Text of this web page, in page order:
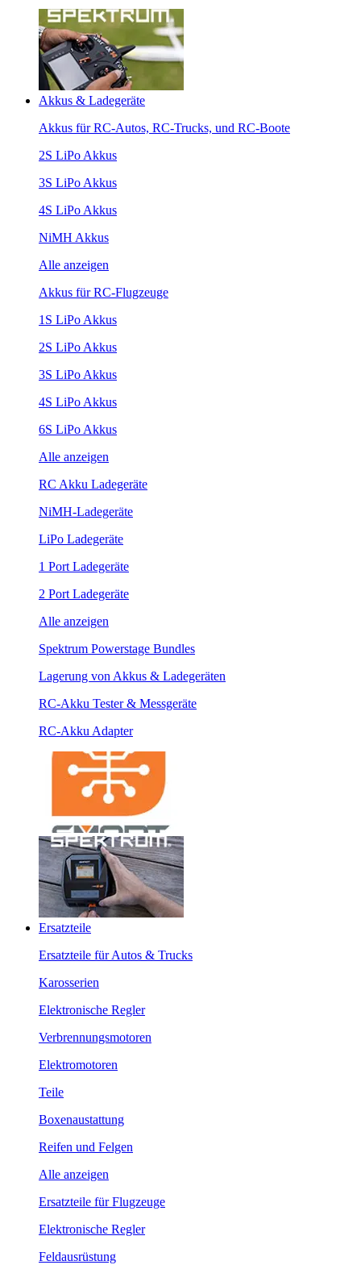
Akkus & Ladegeräte
Akkus für RC-Autos, RC-Trucks, und RC-Boote
2S LiPo Akkus
3S LiPo Akkus
4S LiPo Akkus
NiMH Akkus
Alle anzeigen
Akkus für RC-Flugzeuge
1S LiPo Akkus
2S LiPo Akkus
3S LiPo Akkus
4S LiPo Akkus
6S LiPo Akkus
Alle anzeigen
RC Akku Ladegeräte
NiMH-Ladegeräte
LiPo Ladegeräte
1 Port Ladegeräte
2 Port Ladegeräte
Alle anzeigen
Spektrum Powerstage Bundles
Lagerung von Akkus & Ladegeräten
RC-Akku Tester & Messgeräte
RC-Akku Adapter
Ersatzteile
Ersatzteile für Autos & Trucks
Karosserien
Elektronische Regler
Verbrennungsmotoren
Elektromotoren
Teile
Boxenaustattung
Reifen und Felgen
Alle anzeigen
Ersatzteile für Flugzeuge
Elektronische Regler
Feldausrüstung